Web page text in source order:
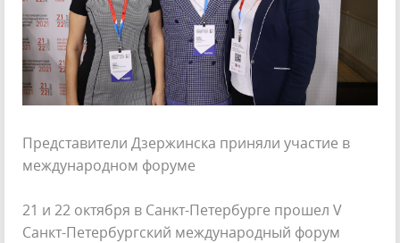
Представители Дзержинска приняли участие в
международном форуме
21 и 22 октября в Санкт-Петербурге прошел V
Санкт-Петербургский международный форум